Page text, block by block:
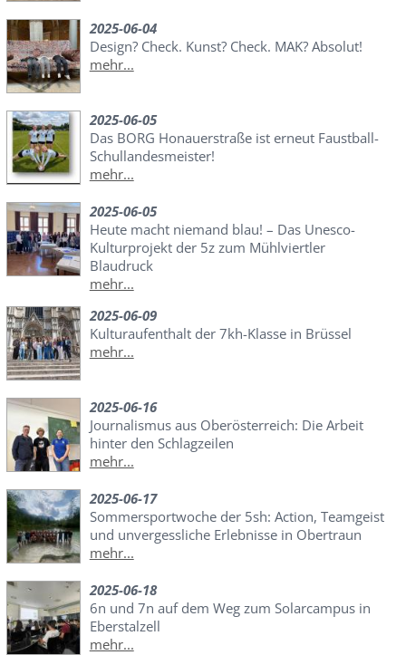
2025-06-04
Design? Check. Kunst? Check. MAK? Absolut!
mehr...
2025-06-05
Das BORG Honauerstraße ist erneut Faustball-
Schullandesmeister!
mehr...
2025-06-05
Heute macht niemand blau! – Das Unesco-
Kulturprojekt der 5z zum Mühlviertler
Blaudruck
mehr...
2025-06-09
Kulturaufenthalt der 7kh-Klasse in Brüssel
mehr...
2025-06-16
Journalismus aus Oberösterreich: Die Arbeit
hinter den Schlagzeilen
mehr...
2025-06-17
Sommersportwoche der 5sh: Action, Teamgeist
und unvergessliche Erlebnisse in Obertraun
mehr...
2025-06-18
6n und 7n auf dem Weg zum Solarcampus in
Eberstalzell
mehr...